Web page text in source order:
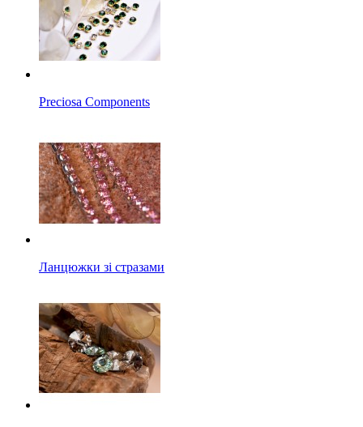
Preciosa Components
Ланцюжки зі стразами